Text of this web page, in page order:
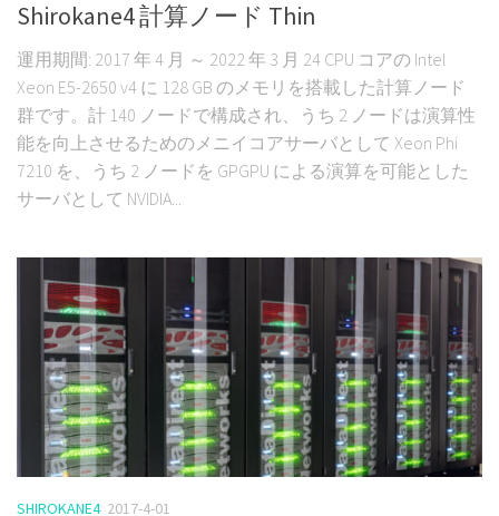
Shirokane4 計算ノード Thin
運用期間: 2017 年 4 月 ～ 2022 年 3 月 24 CPU コアの Intel
Xeon E5-2650 v4 に 128 GB のメモリを搭載した計算ノード
群です。計 140 ノードで構成され、うち 2 ノードは演算性
能を向上させるためのメニイコアサーバとして Xeon Phi
7210 を、うち 2 ノードを GPGPU による演算を可能とした
サーバとして NVIDIA...
SHIROKANE4 2017-4-01